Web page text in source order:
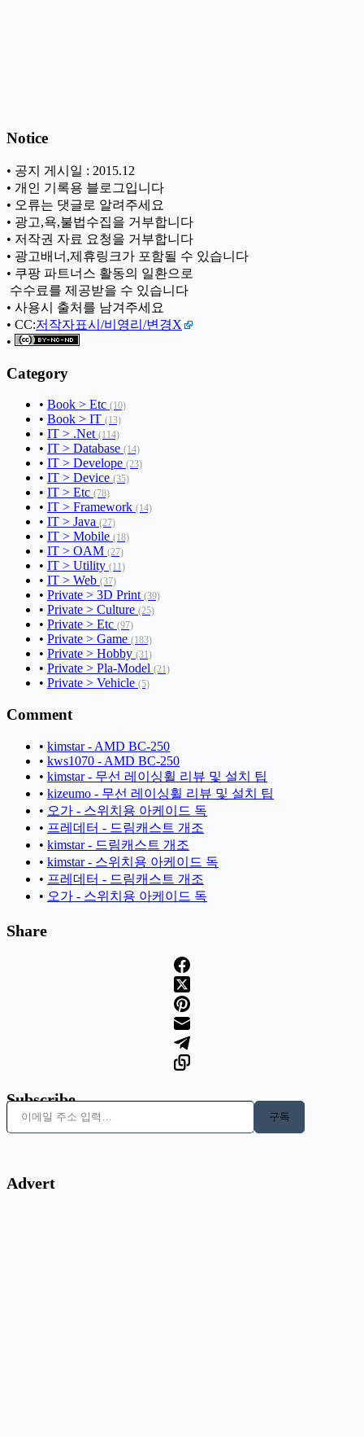
Notice
• 공지 게시일 : 2015.12
• 개인 기록용 블로그입니다
• 오류는 댓글로 알려주세요
• 광고,욕,불법수집을 거부합니다
• 저작권 자료 요청을 거부합니다
• 광고배너,제휴링크가 포함될 수 있습니다
• 쿠팡 파트너스 활동의 일환으로
ㅤ 수수료를 제공받을 수 있습니다
• 사용시 출처를 남겨주세요
• CC:저작자표시/비영리/변경X
•
Category
• Book > Etc (10)
• Book > IT (13)
• IT > .Net (114)
• IT > Database (14)
• IT > Develope (23)
• IT > Device (35)
• IT > Etc (78)
• IT > Framework (14)
• IT > Java (27)
• IT > Mobile (18)
• IT > OAM (27)
• IT > Utility (11)
• IT > Web (37)
• Private > 3D Print (39)
• Private > Culture (25)
• Private > Etc (97)
• Private > Game (183)
• Private > Hobby (31)
• Private > Pla-Model (21)
• Private > Vehicle (5)
Comment
• kimstar - AMD BC-250
• kws1070 - AMD BC-250
• kimstar - 무선 레이싱휠 리뷰 및 설치 팁
• kizeumo - 무선 레이싱휠 리뷰 및 설치 팁
• 오가 - 스위치용 아케이드 독
• 프레데터 - 드림캐스트 개조
• kimstar - 드림캐스트 개조
• kimstar - 스위치용 아케이드 독
• 프레데터 - 드림캐스트 개조
• 오가 - 스위치용 아케이드 독
Share
Subscribe
이메일 주소 입력…
구독
Advert